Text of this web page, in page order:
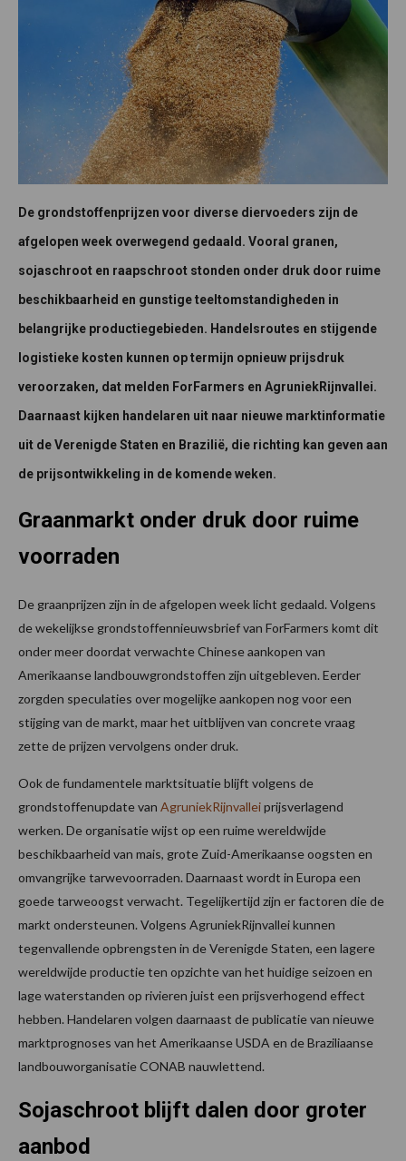
De grondstoffenprijzen voor diverse diervoeders zijn de
afgelopen week overwegend gedaald. Vooral granen,
sojaschroot en raapschroot stonden onder druk door ruime
beschikbaarheid en gunstige teeltomstandigheden in
belangrijke productiegebieden. Handelsroutes en stijgende
logistieke kosten kunnen op termijn opnieuw prijsdruk
veroorzaken, dat melden ForFarmers en AgruniekRijnvallei.
Daarnaast kijken handelaren uit naar nieuwe marktinformatie
uit de Verenigde Staten en Brazilië, die richting kan geven aan
de prijsontwikkeling in de komende weken.
Graanmarkt onder druk door ruime
voorraden
De graanprijzen zijn in de afgelopen week licht gedaald. Volgens
de wekelijkse grondstoffennieuwsbrief van ForFarmers komt dit
onder meer doordat verwachte Chinese aankopen van
Amerikaanse landbouwgrondstoffen zijn uitgebleven. Eerder
zorgden speculaties over mogelijke aankopen nog voor een
stijging van de markt, maar het uitblijven van concrete vraag
zette de prijzen vervolgens onder druk.
Ook de fundamentele marktsituatie blijft volgens de
grondstoffenupdate van AgruniekRijnvalleiprijsverlagend
werken. De organisatie wijst op een ruime wereldwijde
beschikbaarheid van mais, grote Zuid-Amerikaanse oogsten en
omvangrijke tarwevoorraden. Daarnaast wordt in Europa een
goede tarweoogst verwacht. Tegelijkertijd zijn er factoren die de
markt ondersteunen. Volgens AgruniekRijnvallei kunnen
tegenvallende opbrengsten in de Verenigde Staten, een lagere
wereldwijde productie ten opzichte van het huidige seizoen en
lage waterstanden op rivieren juist een prijsverhogend effect
hebben. Handelaren volgen daarnaast de publicatie van nieuwe
marktprognoses van het Amerikaanse USDA en de Braziliaanse
landbouworganisatie CONAB nauwlettend.
Sojaschroot blijft dalen door groter
aanbod